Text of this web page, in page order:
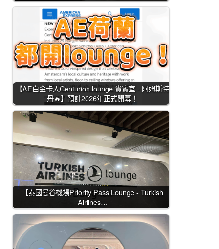
【AE白金卡入Centurion lounge 貴賓室 - 阿姆斯特
丹🔥】預計2026年正式開幕！
【泰國曼谷機場Priority Pass Lounge - Turkish
Airlines…